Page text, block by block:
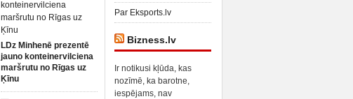
LDz Minhenē prezentē
jauno konteinervilciena
maršrutu no Rīgas uz
Ķīnu
Par Eksports.lv
Bizness.lv
Ir notikusi kļūda, kas
nozīmē, ka barotne,
iespējams, nav